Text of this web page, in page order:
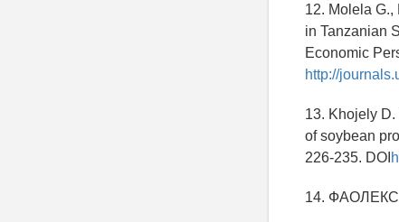
12. Molela
in Tanzanian
Economic
http://
13. Khojely D.
of soybean
226-235. DOI
14.